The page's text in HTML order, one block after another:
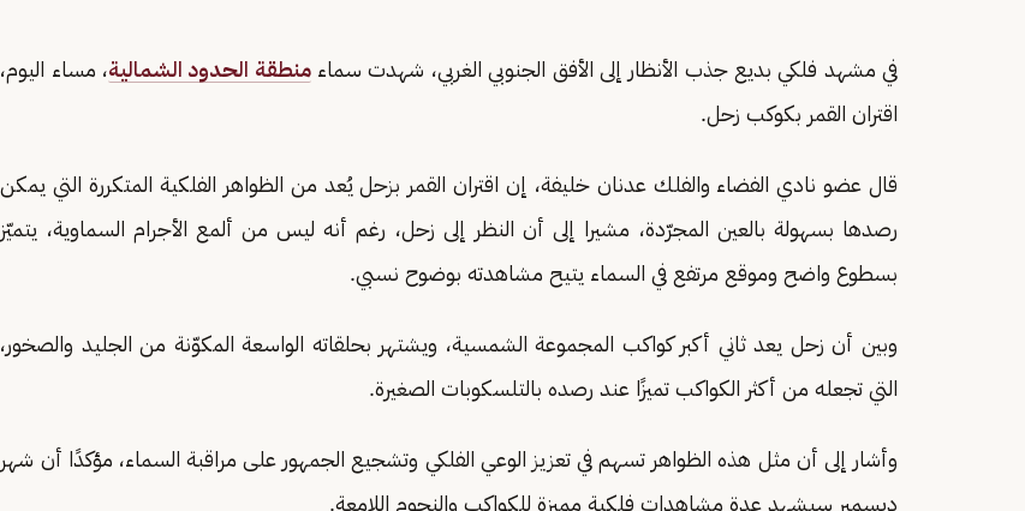
في مشهد فلكي بديع جذب الأنظار إلى الأفق الجنوبي الغربي، شهدت سماءمنطقة الحدود الشمالية، مساء اليوم،
اقتران القمر بكوكب زحل.
قال عضو نادي الفضاء والفلك عدنان خليفة، إن اقتران القمر بزحل يُعد من الظواهر الفلكية المتكررة التي يمكن
رصدها بسهولة بالعين المجرّدة، مشيرا إلى أن النظر إلى زحل، رغم أنه ليس من ألمع الأجرام السماوية، يتميّز
بسطوع واضح وموقع مرتفع في السماء يتيح مشاهدته بوضوح نسبي.
وبين أن زحل يعد ثاني أكبر كواكب المجموعة الشمسية، ويشتهر بحلقاته الواسعة المكوّنة من الجليد والصخور،
التي تجعله من أكثر الكواكب تميزًا عند رصده بالتلسكوبات الصغيرة.
وأشار إلى أن مثل هذه الظواهر تسهم في تعزيز الوعي الفلكي وتشجيع الجمهور على مراقبة السماء، مؤكدًا أن شهر
ديسمبر سيشهد عدة مشاهدات فلكية مميزة للكواكب والنجوم اللامعة.